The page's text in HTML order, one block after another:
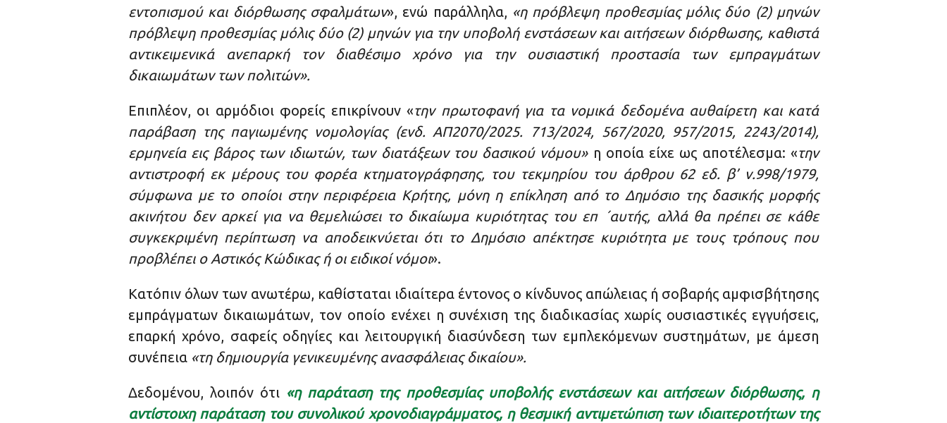
εντοπισμού και διόρθωσης σφαλμάτων», ενώ παράλληλα, «η πρόβλεψη προθεσμίας μόλις δύο (2) μηνών
πρόβλεψη προθεσμίας μόλις δύο (2) μηνών για την υποβολή ενστάσεων και αιτήσεων διόρθωσης, καθιστά
αντικειμενικά ανεπαρκή τον διαθέσιμο χρόνο για την ουσιαστική προστασία των εμπραγμάτων
δικαιωμάτων των πολιτών».
Επιπλέον, οι αρμόδιοι φορείς επικρίνουν «την πρωτοφανή για τα νομικά δεδομένα αυθαίρετη και κατά
παράβαση της παγιωμένης νομολογίας (ενδ. ΑΠ2070/2025. 713/2024, 567/2020, 957/2015, 2243/2014),
ερμηνεία εις βάρος των ιδιωτών, των διατάξεων του δασικού νόμου» η οποία είχε ως αποτέλεσμα: «την
αντιστροφή εκ μέρους του φορέα κτηματογράφησης, του τεκμηρίου του άρθρου 62 εδ. β’ ν.998/1979,
σύμφωνα με το οποίοι στην περιφέρεια Κρήτης, μόνη η επίκληση από το Δημόσιο της δασικής μορφής
ακινήτου δεν αρκεί για να θεμελιώσει το δικαίωμα κυριότητας του επ ΄αυτής, αλλά θα πρέπει σε κάθε
συγκεκριμένη περίπτωση να αποδεικνύεται ότι το Δημόσιο απέκτησε κυριότητα με τους τρόπους που
προβλέπει ο Αστικός Κώδικας ή οι ειδικοί νόμοι».
Κατόπιν όλων των ανωτέρω, καθίσταται ιδιαίτερα έντονος ο κίνδυνος απώλειας ή σοβαρής αμφισβήτησης
εμπράγματων δικαιωμάτων, τον οποίο ενέχει η συνέχιση της διαδικασίας χωρίς ουσιαστικές εγγυήσεις,
επαρκή χρόνο, σαφείς οδηγίες και λειτουργική διασύνδεση των εμπλεκόμενων συστημάτων, με άμεση
συνέπεια «τη δημιουργία γενικευμένης ανασφάλειας δικαίου».
Δεδομένου, λοιπόν ότι «η παράταση της προθεσμίας υποβολής ενστάσεων και αιτήσεων διόρθωσης, η
αντίστοιχη παράταση του συνολικού χρονοδιαγράμματος, η θεσμική αντιμετώπιση των ιδιαιτεροτήτων της